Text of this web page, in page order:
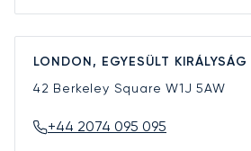
LONDON, EGYESÜLT KIRÁLYSÁG
42 Berkeley SquareW1J 5AW
+44 2074 095 095